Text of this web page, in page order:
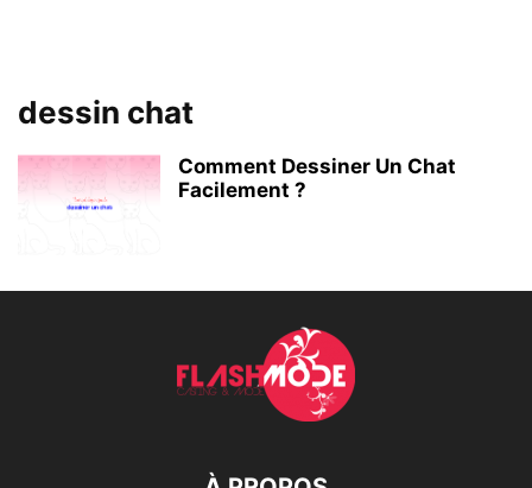
dessin chat
Comment Dessiner Un Chat
Facilement ?